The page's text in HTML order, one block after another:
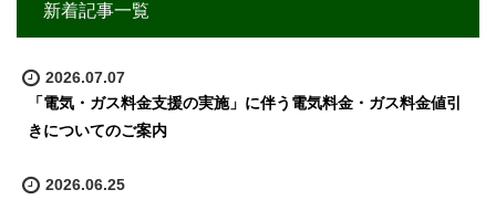
新着記事一覧
2026.07.07
「電気・ガス料金支援の実施」に伴う電気料金・ガス料金値引
きについてのご案内
2026.06.25